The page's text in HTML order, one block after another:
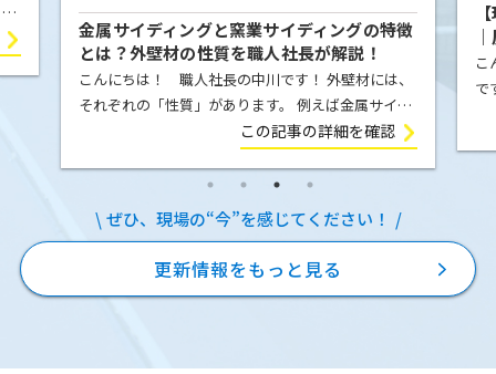
金属サイディングと窯業サイディングの特徴
とは？外壁材の性質を職人社長が解説！
こんにちは！ 職人社長の中川です！ 外壁材には、
それぞれの「性質」があります。 例えば金属サイデ
ィング（ガルバリウム鋼板）は、気温の変化によっ
て膨張したり収縮したりします。夏の強い日差しを
受ければ少し伸び、冬に気温が下が […]
この記事の詳細を確認
こ
で
ぜひ、現場の“今”を感じてください！
更新情報をもっと見る